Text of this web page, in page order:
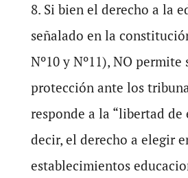
8. Si bien el derecho a la
señalado en la
Nº10 y Nº11), NO permite
protección ante los
responde a la “libertad de
decir, el derecho a elegir
establecimientos